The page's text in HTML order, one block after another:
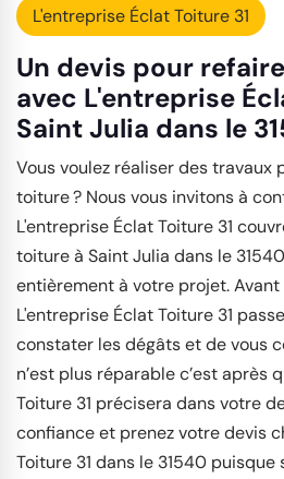
L'entreprise Éclat Toiture 31
Un devis pour
avec L'entreprise
Saint Julia dans le
Vous voulez réaliser des travaux
toiture ? Nous vous invitons à
L'entreprise Éclat Toiture 31
toiture à Saint Julia dans le
entièrement à votre projet.
L'entreprise Éclat Toiture 31
constater les dégâts et de vous
n’est plus réparable c’est après
Toiture 31 précisera dans votre
confiance et prenez votre devis
Toiture 31 dans le 31540